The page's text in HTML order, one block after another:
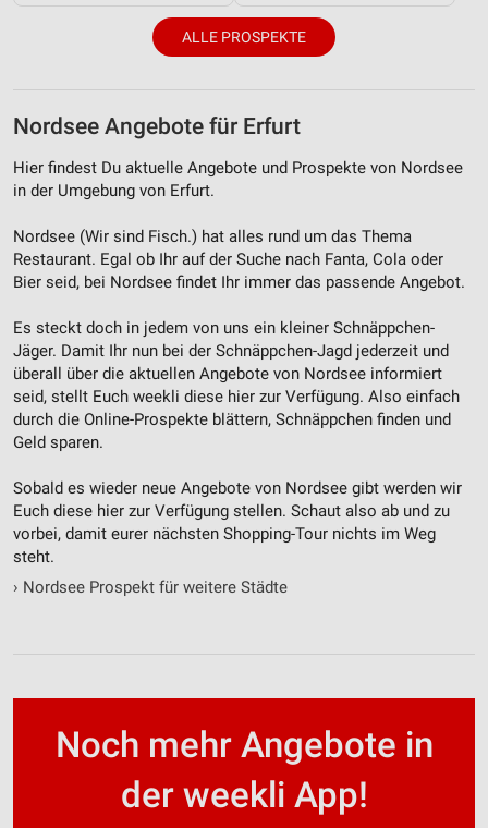
ALLE PROSPEKTE
Nordsee Angebote für Erfurt
Hier findest Du aktuelle Angebote und Prospekte von Nordsee
in der Umgebung von Erfurt.
Nordsee (Wir sind Fisch.) hat alles rund um das Thema
Restaurant. Egal ob Ihr auf der Suche nach Fanta, Cola oder
Bier seid, bei Nordsee findet Ihr immer das passende Angebot.
Es steckt doch in jedem von uns ein kleiner Schnäppchen-
Jäger. Damit Ihr nun bei der Schnäppchen-Jagd jederzeit und
überall über die aktuellen Angebote von Nordsee informiert
seid, stellt Euch weekli diese hier zur Verfügung. Also einfach
durch die Online-Prospekte blättern, Schnäppchen finden und
Geld sparen.
Sobald es wieder neue Angebote von Nordsee gibt werden wir
Euch diese hier zur Verfügung stellen. Schaut also ab und zu
vorbei, damit eurer nächsten Shopping-Tour nichts im Weg
steht.
› Nordsee Prospekt für weitere Städte
Noch mehr Angebote in
der weekli App!